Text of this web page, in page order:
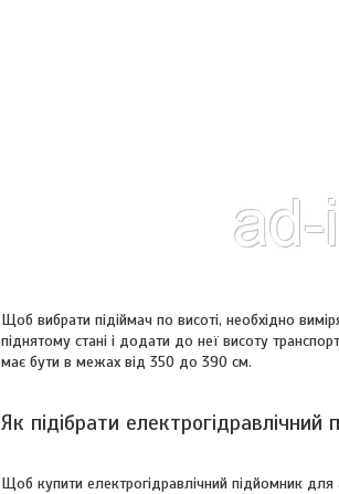
Щоб вибрати підіймач по висоті, необхідно
піднятому стані і додати до неї висоту
має бути в межах від 350 до 390 см.
Як підібрати електрогідравлічний
Щоб купити електрогідравлічний підйомник для